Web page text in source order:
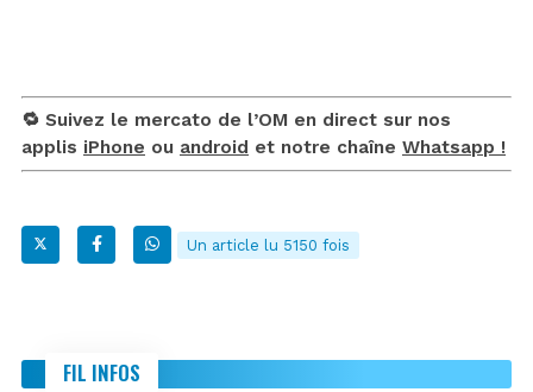
🔁 Suivez le mercato de l’OM en direct sur nos
applis iPhone ou android et notre chaîne Whatsapp !
Un article lu 5150 fois
FIL INFOS